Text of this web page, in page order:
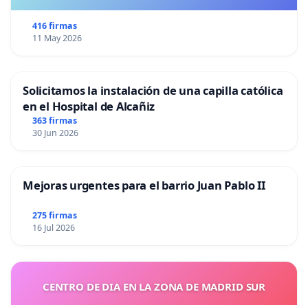
416 firmas
11 May 2026
Solicitamos la instalación de una capilla católica
en el Hospital de Alcañiz
363 firmas
30 Jun 2026
Mejoras urgentes para el barrio Juan Pablo II
275 firmas
16 Jul 2026
CENTRO DE DIA EN LA ZONA DE MADRID SUR